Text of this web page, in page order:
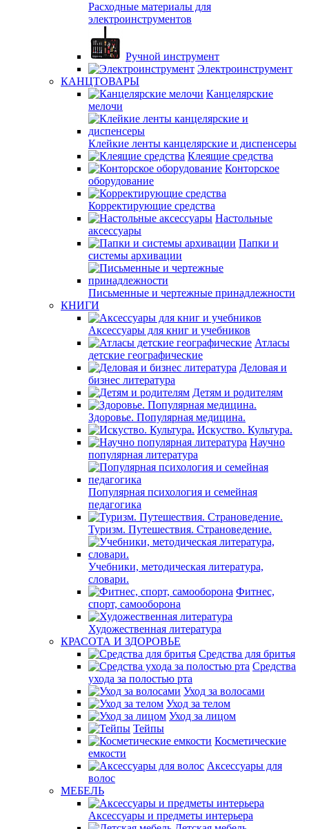
Расходные материалы для
электроинструментов
Ручной инструмент
Электроинструмент
КАНЦТОВАРЫ
Канцелярские
мелочи
Клейкие ленты канцелярские и диспенсеры
Клеящие средства
Конторское
оборудование
Корректирующие средства
Настольные
аксессуары
Папки и
системы архивации
Письменные и чертежные принадлежности
КНИГИ
Аксессуары для книг и учебников
Атласы
детские географические
Деловая и
бизнес литература
Детям и родителям
Здоровье. Популярная медицина.
Искуство. Культура.
Научно
популярная литература
Популярная психология и семейная
педагогика
Туризм. Путешествия. Страноведение.
Учебники, методическая литература,
словари.
Фитнес,
спорт, самооборона
Художественная литература
КРАСОТА И ЗДОРОВЬЕ
Средства для бритья
Средства
ухода за полостью рта
Уход за волосами
Уход за телом
Уход за лицом
Тейпы
Косметические
емкости
Аксессуары для
волос
МЕБЕЛЬ
Аксессуары и предметы интерьера